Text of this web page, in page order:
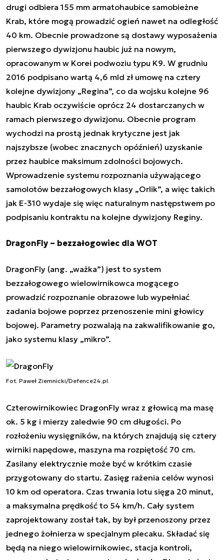
drugi odbiera 155 mm armatohaubice samobieżne
Krab, które mogą prowadzić ogień nawet na odległość
40 km. Obecnie prowadzone są dostawy wyposażenia
pierwszego dywizjonu haubic już na nowym,
opracowanym w Korei podwoziu typu K9. W grudniu
2016 podpisano wartą 4,6 mld zł umowę na cztery
kolejne dywizjony „Regina”, co da wojsku kolejne 96
haubic Krab oczywiście oprócz 24 dostarczanych w
ramach pierwszego dywizjonu. Obecnie program
wychodzi na prostą jednak krytyczne jest jak
najszybsze (wobec znacznych opóźnień) uzyskanie
przez haubice maksimum zdolności bojowych.
Wprowadzenie systemu rozpoznania używającego
samolotów bezzałogowych klasy „Orlik”, a więc takich
jak E-310 wydaje się więc naturalnym następstwem po
podpisaniu kontraktu na kolejne dywizjony Reginy.
DragonFly – bezzałogowiec dla WOT
DragonFly (ang. „ważka”) jest to system
bezzałogowego wielowirnikowca mogącego
prowadzić rozpoznanie obrazowe lub wypełniać
zadania bojowe poprzez przenoszenie mini głowicy
bojowej. Parametry pozwalają na zakwalifikowanie go,
jako systemu klasy „mikro”.
Fot. Paweł Ziemnicki/Defence24.pl.
Czterowirnikowiec DragonFly wraz z głowicą ma masę
ok. 5 kg i mierzy zaledwie 90 cm długości. Po
rozłożeniu wysięgników, na których znajdują się cztery
wirniki napędowe, maszyna ma rozpiętość 70 cm.
Zasilany elektrycznie może być w krótkim czasie
przygotowany do startu. Zasięg rażenia celów wynosi
10 km od operatora. Czas trwania lotu sięga 20 minut,
a maksymalna prędkość to 54 km/h. Cały system
zaprojektowany został tak, by był przenoszony przez
jednego żołnierza w specjalnym plecaku. Składać się
będą na niego wielowirnikowiec, stacja kontroli,